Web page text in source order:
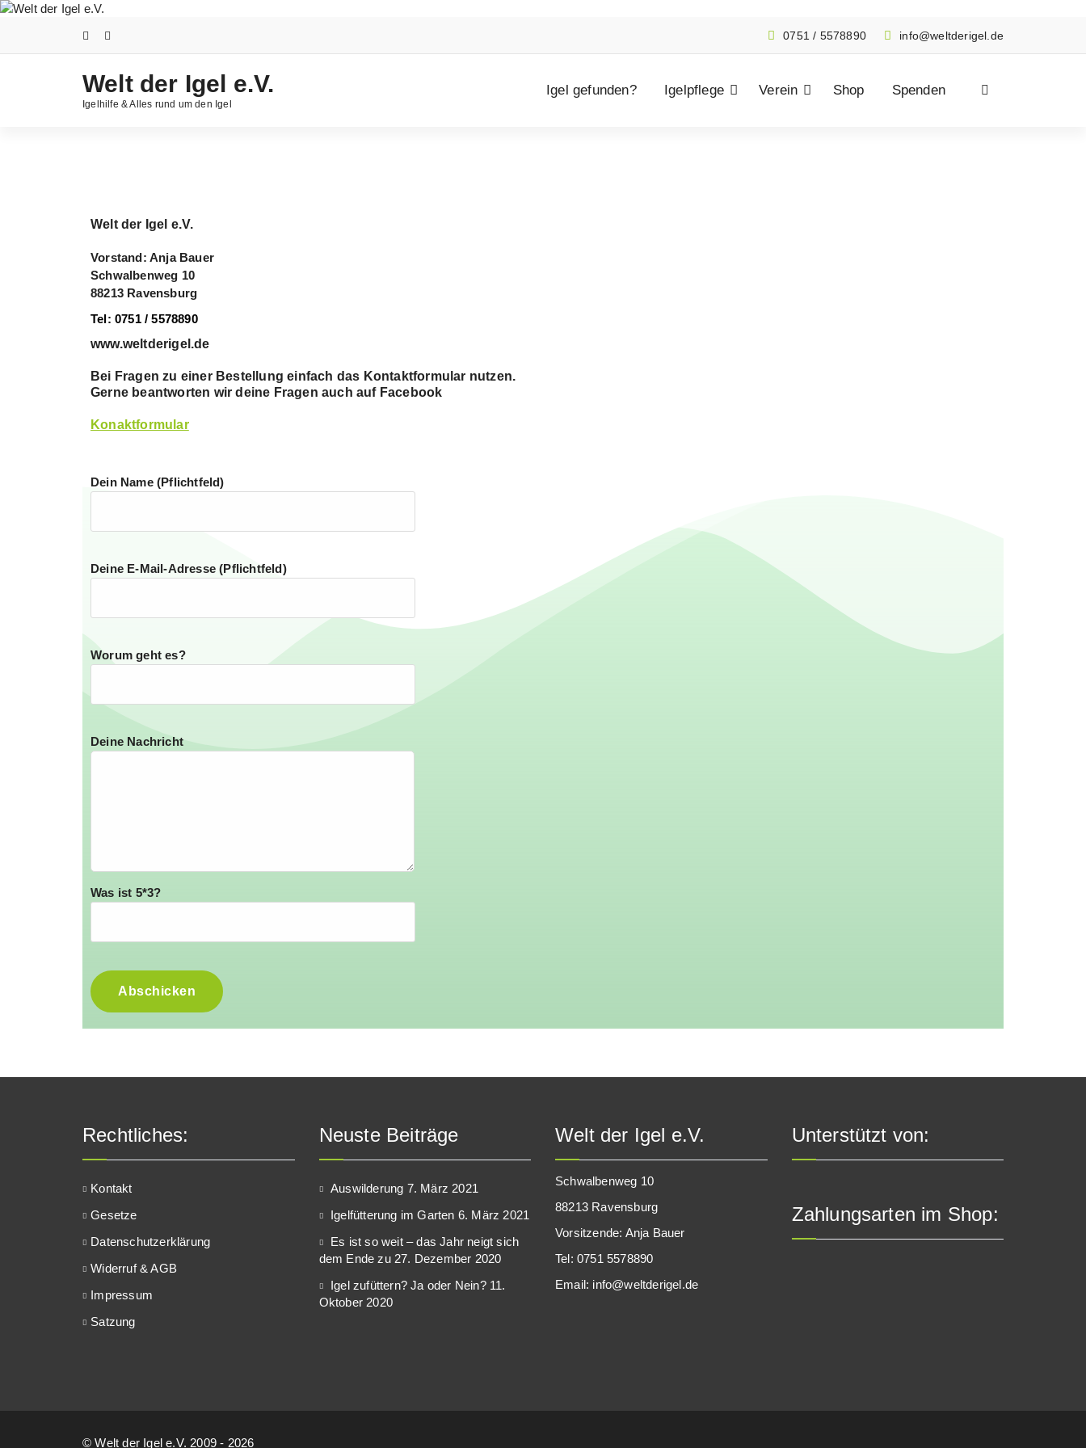
info@weltderigel.de
0751 / 5578890
Welt der Igel e.V.
Igelhilfe & Alles rund um den Igel
Igel gefunden? Igelpflege Verein Shop Spenden
Welt der Igel e.V.
Vorstand: Anja Bauer
Schwalbenweg 10
88213 Ravensburg
Tel: 0751 / 5578890
www.weltderigel.de
Bei Fragen zu einer Bestellung einfach das Kontaktformular nutzen.
Gerne beantworten wir deine Fragen auch auf Facebook
Konaktformular
Dein Name (Pflichtfeld)
Deine E-Mail-Adresse (Pflichtfeld)
Worum geht es?
Deine Nachricht
Was ist 5*3?
Rechtliches:
Kontakt
Gesetze
Datenschutzerklärung
Widerruf & AGB
Impressum
Satzung
Neuste Beiträge
Auswilderung 7. März 2021
Igelfütterung im Garten 6. März 2021
Es ist so weit – das Jahr neigt sich
dem Ende zu 27. Dezember 2020
Igel zufüttern? Ja oder Nein? 11.
Oktober 2020
Welt der Igel e.V.
Schwalbenweg 10
88213 Ravensburg
Vorsitzende: Anja Bauer
Tel: 0751 5578890
Email: info@weltderigel.de
Unterstützt von:
Zahlungsarten im Shop:
© Welt der Igel e.V. 2009 - 2026